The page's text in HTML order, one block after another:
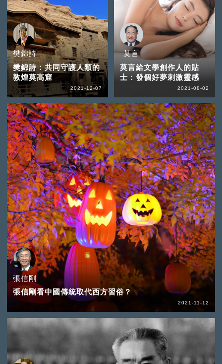
樊錦詩
樊錦詩：共同守護人類的
敦煌莫高窟
2021-12-07
張信剛
張信剛看中國傳統取代西方習俗？
2021-11-12
莫言
莫言給文學創作人的貼
士：發個好夢刺激靈感
2021-08-02